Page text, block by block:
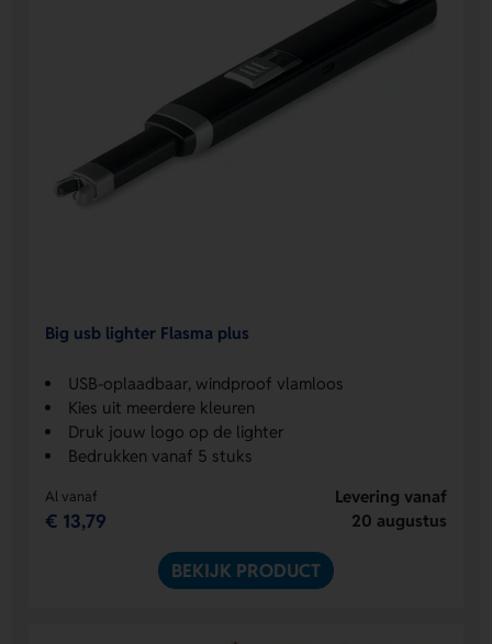
Big usb lighter Flasma plus
USB-oplaadbaar, windproof vlamloos
Kies uit meerdere kleuren
Druk jouw logo op de lighter
Bedrukken vanaf 5 stuks
Al vanaf
€ 13,79
Levering vanaf
20 augustus
BEKIJK PRODUCT